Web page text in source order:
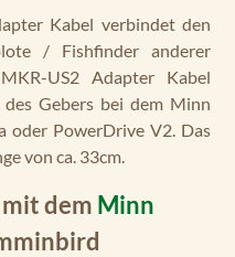
Kabel verbindet den
/ Fishfinder anderer
US2 Adapter Kabel
Gebers bei dem Minn
oder PowerDrive V2. Das
von ca. 33cm.
dem Minn